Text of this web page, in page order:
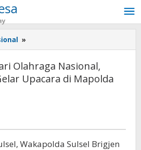
»
Hari
Olahraga
Nasional,
Polda
Mapolda
Sulsel
Olahraga Nasional,
Upacara di Mapolda
Wakapolda Sulsel Brigjen